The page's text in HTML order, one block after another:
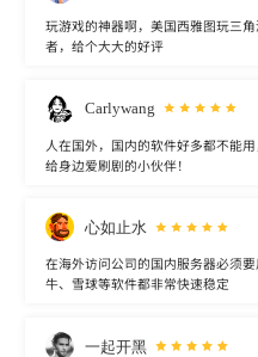
玩游戏的神器啊，美国西雅图玩三
者，给个大大的好评
Carlywang
人在国外，国内的软件好多都不能
给身边爱刷剧的小伙伴！
心如止水
在海外访问公司的国内服务器必须
牛、雪球等软件都非常快速稳定
一起开黑